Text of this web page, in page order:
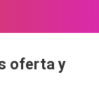
oferta y